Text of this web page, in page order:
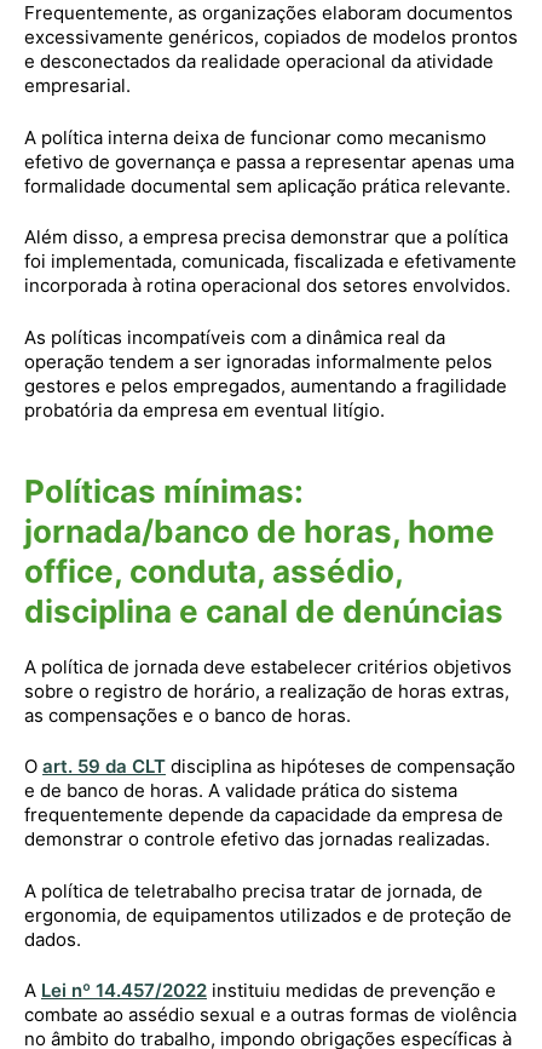
Frequentemente, as organizações elaboram documentos
excessivamente genéricos, copiados de modelos prontos
e desconectados da realidade operacional da atividade
empresarial.
A política interna deixa de funcionar como mecanismo
efetivo de governança e passa a representar apenas uma
formalidade documental sem aplicação prática relevante.
Além disso, a empresa precisa demonstrar que a política
foi implementada, comunicada, fiscalizada e efetivamente
incorporada à rotina operacional dos setores envolvidos.
As políticas incompatíveis com a dinâmica real da
operação tendem a ser ignoradas informalmente pelos
gestores e pelos empregados, aumentando a fragilidade
probatória da empresa em eventual litígio.
Políticas mínimas:
jornada/banco de horas, home
office, conduta, assédio,
disciplina e canal de denúncias
A política de jornada deve estabelecer critérios objetivos
sobre o registro de horário, a realização de horas extras,
as compensações e o banco de horas.
O art. 59 da CLT disciplina as hipóteses de compensação
e de banco de horas. A validade prática do sistema
frequentemente depende da capacidade da empresa de
demonstrar o controle efetivo das jornadas realizadas.
A política de teletrabalho precisa tratar de jornada, de
ergonomia, de equipamentos utilizados e de proteção de
dados.
A Lei nº 14.457/2022 instituiu medidas de prevenção e
combate ao assédio sexual e a outras formas de violência
no âmbito do trabalho, impondo obrigações específicas à